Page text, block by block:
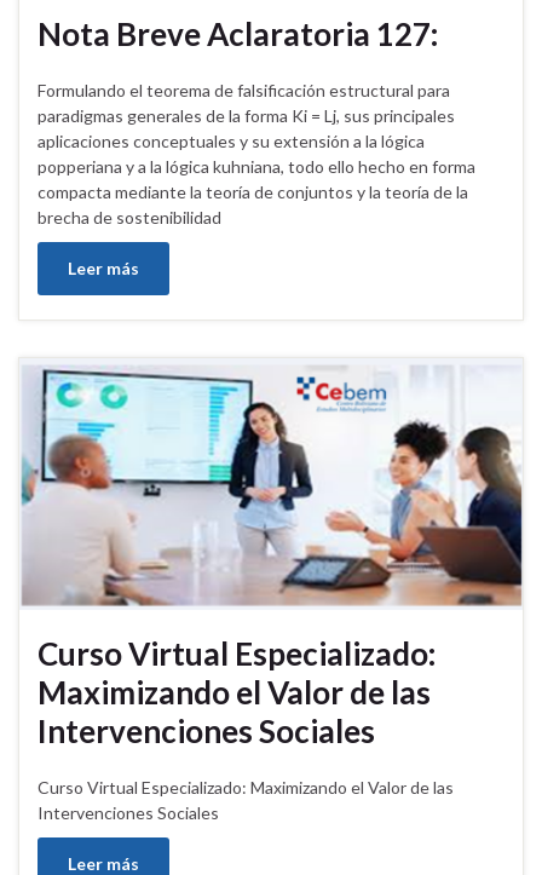
Nota Breve Aclaratoria 127:
Formulando el teorema de falsificación estructural para
paradigmas generales de la forma Ki = Lj, sus principales
aplicaciones conceptuales y su extensión a la lógica
popperiana y a la lógica kuhniana, todo ello hecho en forma
compacta mediante la teoría de conjuntos y la teoría de la
brecha de sostenibilidad
Leer más
Curso Virtual Especializado:
Maximizando el Valor de las
Intervenciones Sociales
Curso Virtual Especializado: Maximizando el Valor de las
Intervenciones Sociales
Leer más